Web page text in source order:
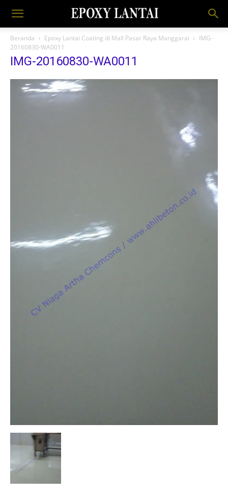
Beranda Epoxy Lantai Coating di Mall Pasar Raya Manggarai
IMG-
20160830-WA0011
IMG-20160830-WA0011